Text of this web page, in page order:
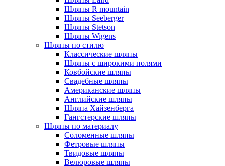
Шляпы R mountain
Шляпы Seeberger
Шляпы Stetson
Шляпы Wigens
Шляпы по стилю
Классические шляпы
Шляпы с широкими полями
Ковбойские шляпы
Свадебные шляпы
Американские шляпы
Английские шляпы
Шляпа Хайзенберга
Гангстерские шляпы
Шляпы по материалу
Соломенные шляпы
Фетровые шляпы
Твидовые шляпы
Велюровые шляпы